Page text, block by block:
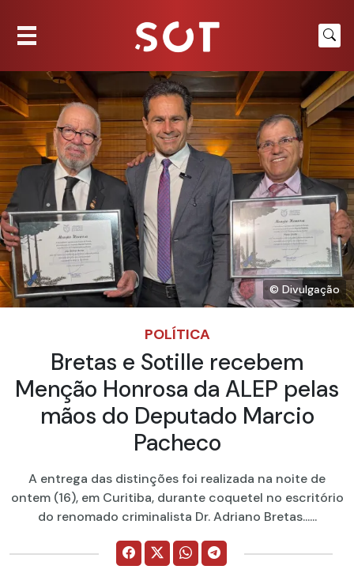
© Divulgação
POLÍTICA
Bretas e Sotille recebem
Menção Honrosa da ALEP pelas
mãos do Deputado Marcio
Pacheco
A entrega das distinções foi realizada na noite de
ontem (16), em Curitiba, durante coquetel no escritório
do renomado criminalista Dr. Adriano Bretas......